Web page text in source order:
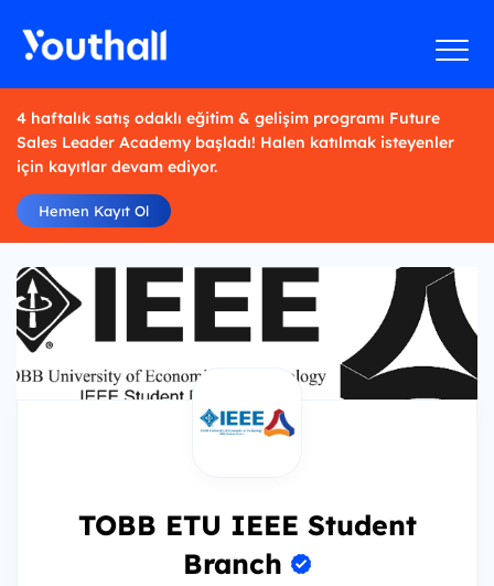
4 haftalık satış odaklı eğitim & gelişim programı Future
Sales Leader Academy başladı! Halen katılmak isteyenler
için kayıtlar devam ediyor.
Hemen Kayıt Ol
TOBB ETU IEEE Student
Branch